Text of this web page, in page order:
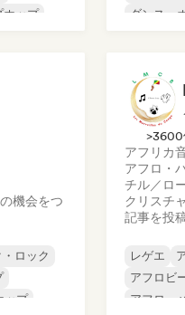
ホップ
ダンス・
機会をつ
ロック
ップ
アフリカ
アフロ・
チル／ロ
クリスチ
記事を投
レゲエ
アフロビ
アフロ・